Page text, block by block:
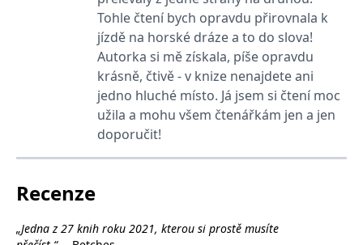
Tohle čtení bych opravdu přirovnala k
jízdě na horské dráze a to do slova!
Autorka si mě získala, píše opravdu
krásně, čtivě - v knize nenajdete ani
jedno hluché místo. Já jsem si čtení moc
užila a mohu všem čtenářkám jen a jen
doporučit!
Recenze
„Jedna z 27 knih roku 2021, kterou si prostě musíte
vložených skriptů
Microsoft. Široce se věří,
že se synchronizuje s
doménami společnosti
Microsoft, což umožňuje
sledování uživatelů.
.seznam.cz
Toto je velmi běžný
název souboru cookie,
pravděpodobně použit
Doubleclick a provádí